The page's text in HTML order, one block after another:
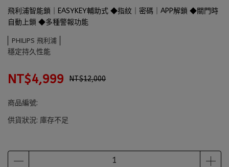
飛利浦智能鎖｜EASYKEY輔助式 ◆指紋｜密碼｜APP解鎖 ◆關門時
自動上鎖 ◆多種警報功能
PHILIPS 飛利浦
穩定持久性能
NT$4,999 NT$12,000
商品編號:
供貨狀況: 庫存不足